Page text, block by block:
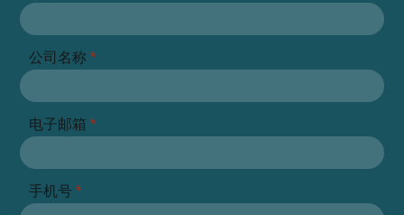
公司名称 *
电子邮箱 *
手机号 *